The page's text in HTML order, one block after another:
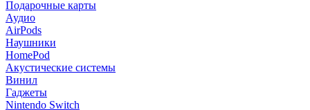
Подарочные карты
Аудио
AirPods
Наушники
HomePod
Акустические системы
Винил
Гаджеты
Nintendo Switch